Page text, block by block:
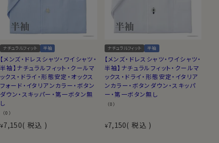
ナチュラルフィット 半袖
【メンズ・ドレスシャツ・ワイシャツ・
半袖】ナチュラルフィット・クールマ
ックス・ドライ・形態安定・オックス
フォード・イタリアンカラー・ボタン
ダウン・スキッパー・第一ボタン無
し
（0）
¥7,150 税込
ナチュラルフィット 半袖
【メンズ・ドレスシャツ・ワイシャツ・
半袖】ナチュラルフィット・クールマ
ックス・ドライ・形態安定・イタリア
ンカラー・ボタンダウン・スキッパ
ー・第一ボタン無し
（0）
¥7,150 税込